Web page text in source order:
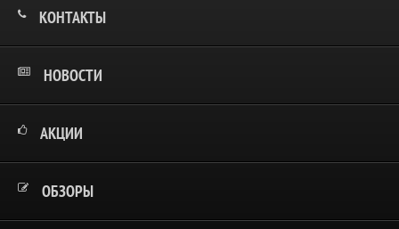
КОНТАКТЫ
НОВОСТИ
АКЦИИ
ОБЗОРЫ